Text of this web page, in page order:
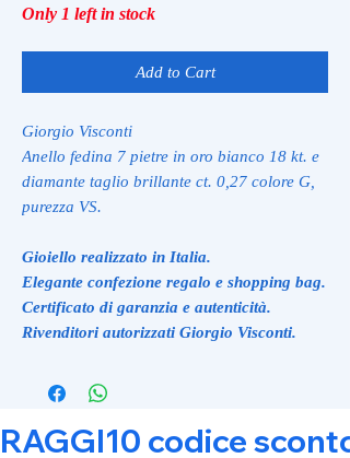
Only 1 left in stock
Add to Cart
Giorgio Visconti
Anello fedina 7 pietre in oro bianco 18 kt. e
diamante taglio brillante ct. 0,27 colore G,
purezza VS.
Gioiello realizzato in Italia.
Elegante confezione regalo e shopping bag.
Certificato di garanzia e autenticità.
Rivenditori autorizzati Giorgio Visconti.
RAGGI10 codice